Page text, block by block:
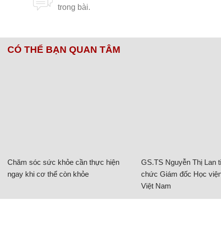
CÓ THỂ BẠN QUAN TÂM
Chăm sóc sức khỏe cần thực hiện
ngay khi cơ thể còn khỏe
GS.TS Nguyễn Thị Lan
chức Giám đốc Học
Việt Nam